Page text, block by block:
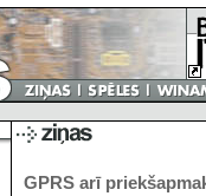
GPRS arī